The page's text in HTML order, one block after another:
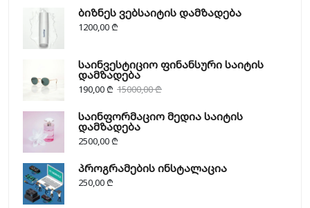
ბიზნეს ვებსაიტის დამზადება
1200,00₾
საინვესტიციო ფინანსური საიტის
დამზადება
190,00₾ 15000,00₾
საინფორმაციო მედია საიტის
დამზადება
2500,00₾
პროგრამების ინსტალაცია
250,00₾